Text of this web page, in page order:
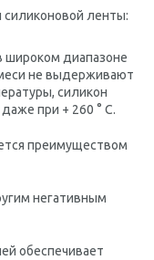
ленты:
широком диапазоне
не выдерживают
силикон
при + 260 ° C.
преимуществом
негативным
обеспечивает